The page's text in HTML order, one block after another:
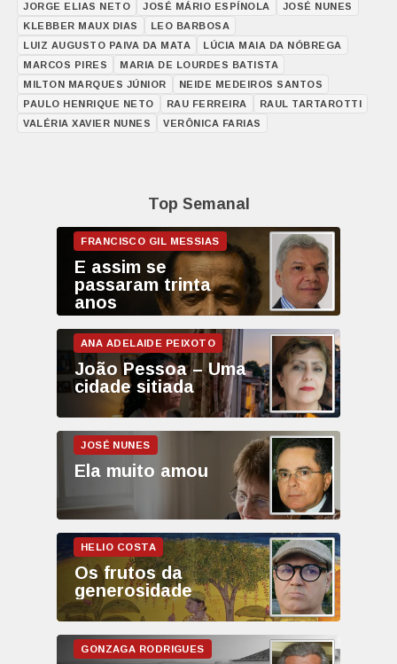
JORGE ELIAS NETO
JOSÉ MÁRIO ESPÍNOLA
JOSÉ NUNES
KLEBBER MAUX DIAS
LEO BARBOSA
LUIZ AUGUSTO PAIVA DA MATA
LÚCIA MAIA DA NÓBREGA
MARCOS PIRES
MARIA DE LOURDES BATISTA
MILTON MARQUES JÚNIOR
NEIDE MEDEIROS SANTOS
PAULO HENRIQUE NETO
RAU FERREIRA
RAUL TARTAROTTI
VALÉRIA XAVIER NUNES
VERÔNICA FARIAS
Top Semanal
E assim se
passaram trinta
anos
João Pessoa – Uma
cidade sitiada
Ela muito amou
Os frutos da
generosidade